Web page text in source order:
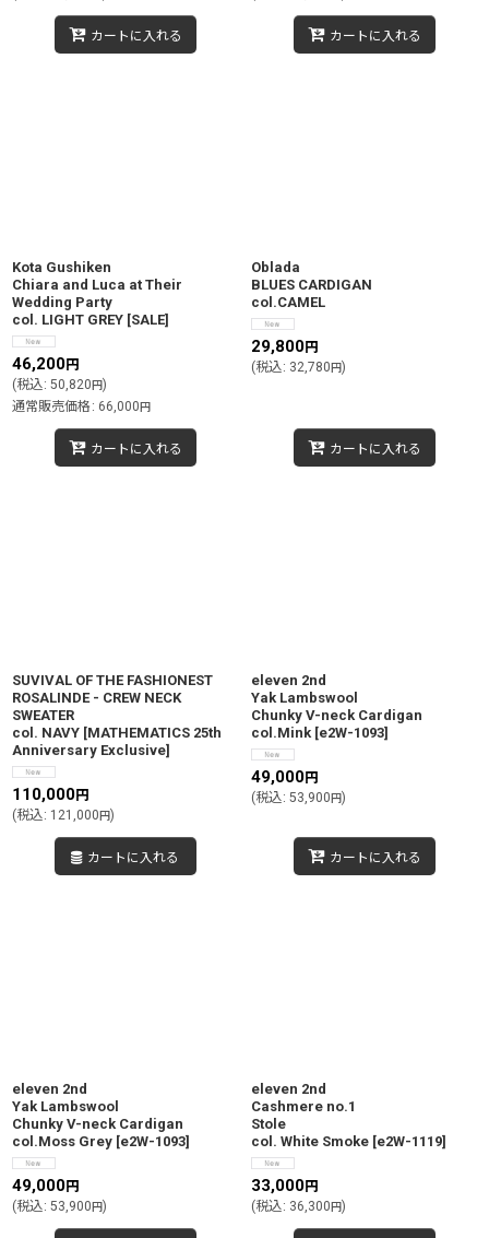
カートに入れる カートに入れる
Kota Gushiken
Chiara and Luca at Their
Wedding Party
col. LIGHT GREY [SALE]
46,200円
(税込: 50,820円)
通常販売価格 : 66,000円
カートに入れる
Oblada
BLUES CARDIGAN
col.CAMEL
29,800円
(税込: 32,780円)
カートに入れる
SUVIVAL OF THE FASHIONEST
ROSALINDE - CREW NECK
SWEATER
col. NAVY [MATHEMATICS 25th
Anniversary Exclusive]
110,000円
(税込: 121,000円)
カートに入れる
eleven 2nd
Yak Lambswool
Chunky V-neck Cardigan
col.Mink [e2W-1093]
49,000円
(税込: 53,900円)
カートに入れる
eleven 2nd
Yak Lambswool
Chunky V-neck Cardigan
col.Moss Grey [e2W-1093]
49,000円
(税込: 53,900円)
eleven 2nd
Cashmere no.1
Stole
col. White Smoke [e2W-1119]
33,000円
(税込: 36,300円)